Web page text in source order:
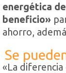
energética
beneficio»
ahorro,
Se
«La